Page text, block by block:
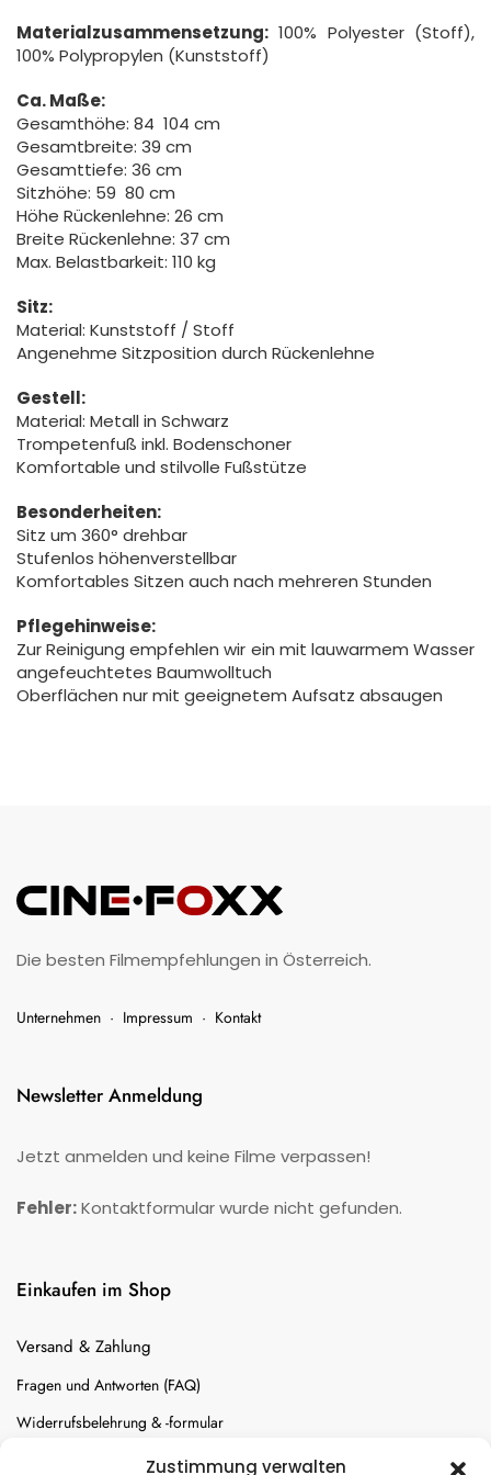
Zustimmung verwalten
Materialzusammensetzung: 100% Polyester (Stoff),
100% Polypropylen (Kunststoff)
Ca. Maße:
Gesamthöhe: 84  104 cm
Gesamtbreite: 39 cm
Gesamttiefe: 36 cm
Sitzhöhe: 59  80 cm
Höhe Rückenlehne: 26 cm
Breite Rückenlehne: 37 cm
Max. Belastbarkeit: 110 kg
Sitz:
Material: Kunststoff / Stoff
Angenehme Sitzposition durch Rückenlehne
Gestell:
Material: Metall in Schwarz
Trompetenfuß inkl. Bodenschoner
Komfortable und stilvolle Fußstütze
Besonderheiten:
Sitz um 360° drehbar
Stufenlos höhenverstellbar
Komfortables Sitzen auch nach mehreren Stunden
Pflegehinweise:
Zur Reinigung empfehlen wir ein mit lauwarmem Wasser
angefeuchtetes Baumwolltuch
Oberflächen nur mit geeignetem Aufsatz absaugen
Die besten Filmempfehlungen in Österreich.
Unternehmen · Impressum · Kontakt
Newsletter Anmeldung
Jetzt anmelden und keine Filme verpassen!
Fehler:Kontaktformular wurde nicht gefunden.
Einkaufen im Shop
Versand & Zahlung
Fragen und Antworten (FAQ)
Widerrufsbelehrung & -formular
Batterien-Entsorgung